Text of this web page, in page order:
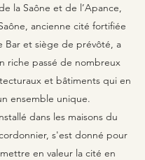
la Saône et de l’Apance,
ancienne cité fortifiée
Bar et siège de prévôté, a
riche passé de nombreux
et bâtiments qui en
ensemble unique.
dans les maisons du
s'est donné pour
en valeur la cité en